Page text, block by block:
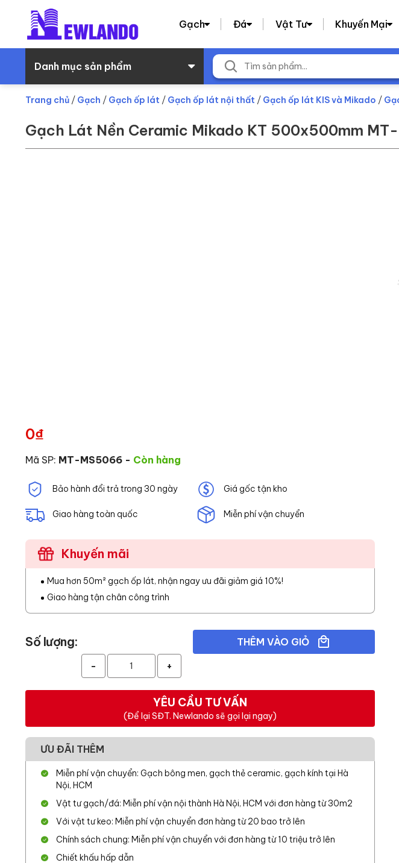
Gạch Đá Vật Tư Khuyến Mại
Danh mục sản phẩm
Trang chủ / Gạch / Gạch ốp lát / Gạch ốp lát nội thất / Gạch ốp lát KIS và Mikado /
Gạch Lát Nền Ceramic Mikado KT 500x500mm
0₫
Mã SP: MT-MS5066 - Còn hàng
Bảo hành đổi trả trong 30 ngày Giá gốc tận kho
Giao hàng toàn quốc Miễn phí vận chuyển
Khuyến mãi
Mua hơn 50m² gạch ốp lát, nhận ngay ưu đãi giảm giá 10%!
Giao hàng tận chân công trình
Số lượng:
- +
THÊM VÀO GIỎ
YÊU CẦU TƯ VẤN
(Để lại SĐT. Newlando sẽ gọi lại ngay)
ƯU ĐÃI THÊM
Miễn phí vận chuyển: Gạch bông men, gạch thẻ ceramic, gạch kính tại Hà
Nội, HCM
Vật tư gạch/đá: Miễn phí vận nội thành Hà Nội, HCM với đơn hàng từ 30m2
Với vật tư keo: Miễn phí vận chuyển đơn hàng từ 20 bao trở lên
Chính sách chung: Miễn phí vận chuyển với đơn hàng từ 10 triệu trở lên
Chiết khấu hấp dẫn